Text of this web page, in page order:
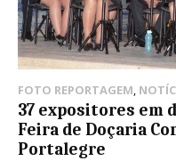
FOTO REPORTAGEM,
37 expositores em
Feira de Doçaria
Portalegre